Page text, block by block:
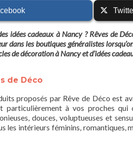
idées cadeaux à Nancy ? Rêves de
dans les boutiques généralistes
de décoration à Nancy et d’idées
de Déco
proposés par Rêve de Déco est
particulièrement à vos proches qui
douces, voluptueuses et
les intérieurs féminins, romantiques,